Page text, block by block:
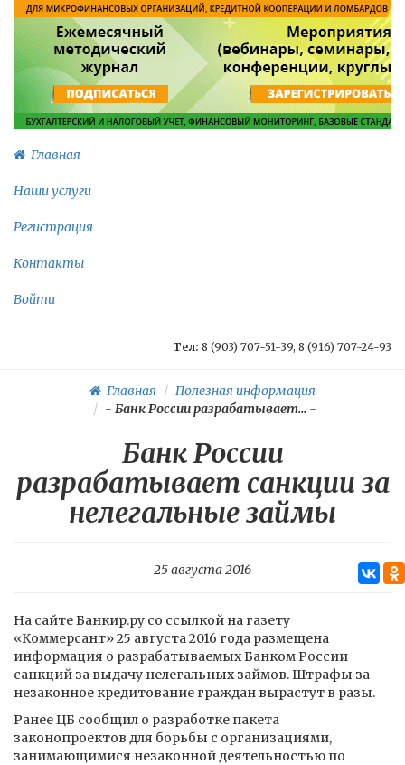
Главная
Наши услуги
Регистрация
Контакты
Войти
Тел: 8 (903) 707-51-39, 8 (916) 707-24-93
Главная
Полезная информация
- Банк России разрабатывает... -
Банк России
разрабатывает санкции за
нелегальные займы
25 августа 2016
На сайте Банкир.ру со ссылкой на газету
«Коммерсант» 25 августа 2016 года размещена
информация о разрабатываемых Банком России
санкций за выдачу нелегальных займов. Штрафы за
незаконное кредитование граждан вырастут в разы.
Ранее ЦБ сообщил о разработке пакета
законопроектов для борьбы с организациями,
занимающимися незаконной деятельностью по